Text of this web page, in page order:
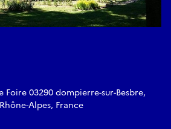
Foire 03290 dompierre-sur-Besbre,
Alpes, France